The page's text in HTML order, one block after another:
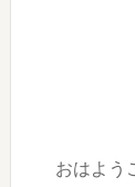
おはよう